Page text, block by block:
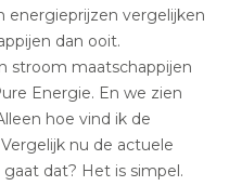
energieprijzen vergelijken
dan ooit.
stroom maatschappijen
Energie. En we zien
hoe vind ik de
nu de actuele
dat? Het is simpel.